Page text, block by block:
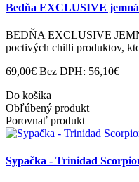
Bedňa EXCLUSIVE jemná
BEDŇA EXCLUSIVE
poctivých chilli produktov,
69,00€ Bez DPH: 56,10€
Do košíka
Obľúbený produkt
Porovnať produkt
Sypačka - Trinidad